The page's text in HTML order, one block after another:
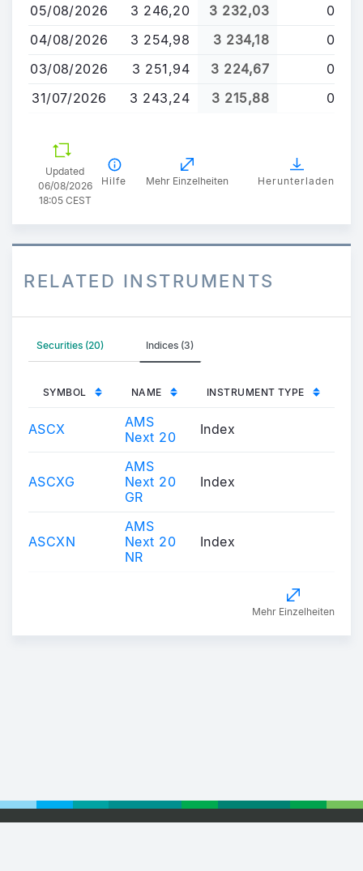
05/08/2026
3 246,20 3 232,03
0
04/08/2026
3 254,98 3 234,18
0
03/08/2026
3 251,94 3 224,67
0
31/07/2026
3 243,24 3 215,88 0
Updated
06/08/2026
18:05 CEST
Hilfe Mehr Einzelheiten Herunterladen
RELATED INSTRUMENTS
Securities (20) Indices (3)
SYMBOL NAME INSTRUMENT TYPE
ASCX
AMS
Next 20
Index
ASCXG
AMS
Next 20
GR
Index
ASCXN
AMS
Next 20
NR
Index
Mehr Einzelheiten